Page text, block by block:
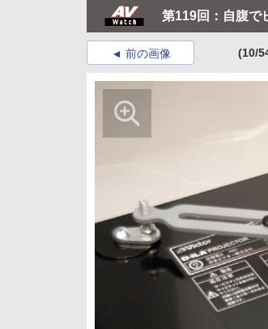
第119回：自腹で
前の画像 (10/